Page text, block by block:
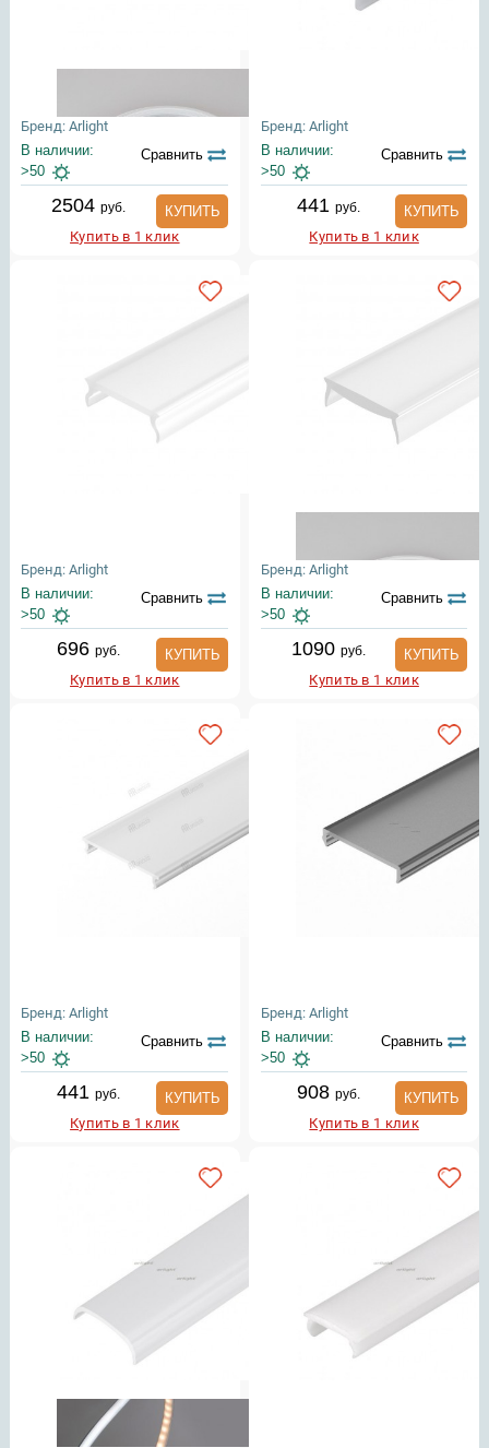
Бренд: Arlight
В наличии:
>50
Сравнить
2504руб.
КУПИТЬ
Купить в 1 клик
Бренд: Arlight
В наличии:
>50
Сравнить
441 руб.
КУПИТЬ
Купить в 1 клик
Бренд: Arlight
В наличии:
>50
Сравнить
696руб.
КУПИТЬ
Купить в 1 клик
Бренд: Arlight
В наличии:
>50
Сравнить
1090 руб.
КУПИТЬ
Купить в 1 клик
Бренд: Arlight
В наличии:
>50
Сравнить
441руб.
КУПИТЬ
Купить в 1 клик
Бренд: Arlight
В наличии:
>50
Сравнить
908 руб.
КУПИТЬ
Купить в 1 клик